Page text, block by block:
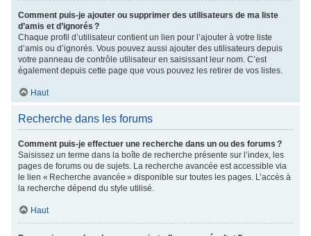
Comment puis-je ajouter ou supprimer des utilisateurs de ma liste
d’amis et d’ignorés ?
Chaque profil d’utilisateur contient un lien pour l’ajouter à votre liste
d’amis ou d’ignorés. Vous pouvez aussi ajouter des utilisateurs depuis
votre panneau de contrôle utilisateur en saisissant leur nom. C’est
également depuis cette page que vous pouvez les retirer de vos listes.
Haut
Recherche dans les forums
Comment puis-je effectuer une recherche dans un ou des forums ?
Saisissez un terme dans la boîte de recherche présente sur l’index, les
pages de forums ou de sujets. La recherche avancée est accessible via
le lien « Recherche avancée » disponible sur toutes les pages. L’accès à
la recherche dépend du style utilisé.
Haut